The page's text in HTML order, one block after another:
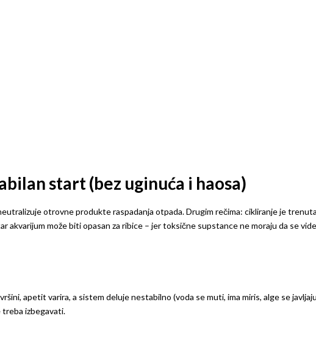
start (bez uginuća i haosa)
otrovne produkte raspadanja otpada. Drugim rečima: cikliranje je
akvarijum može biti opasan za ribice – jer toksične supstance ne moraju da se
apetit varira, a sistem deluje nestabilno (voda se muti, ima miris, alge se
treba izbegavati.